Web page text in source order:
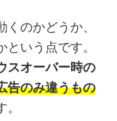
のかどうか、
いう点です。
スオーバー時の
告のみ違うもの